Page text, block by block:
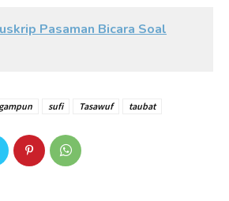
Pasaman Bicara Soal
sufi Tasawuf taubat